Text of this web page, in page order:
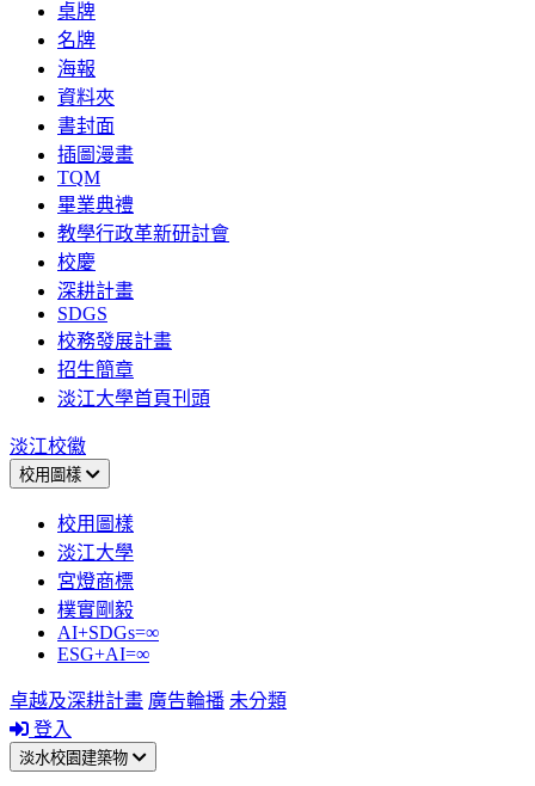
桌牌
名牌
海報
資料夾
書封面
插圖漫畫
TQM
畢業典禮
教學行政革新研討會
校慶
深耕計畫
SDGS
校務發展計畫
招生簡章
淡江大學首頁刊頭
淡江校徽
校用圖樣
校用圖樣
淡江大學
宮燈商標
樸實剛毅
AI+SDGs=∞
ESG+AI=∞
卓越及深耕計畫 廣告輪播 未分類
登入
淡水校園建築物